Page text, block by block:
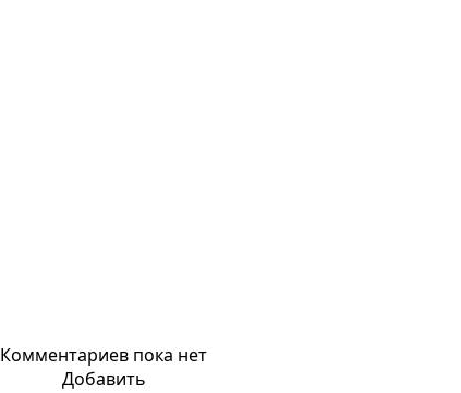
Комментариев пока нет
Добавить